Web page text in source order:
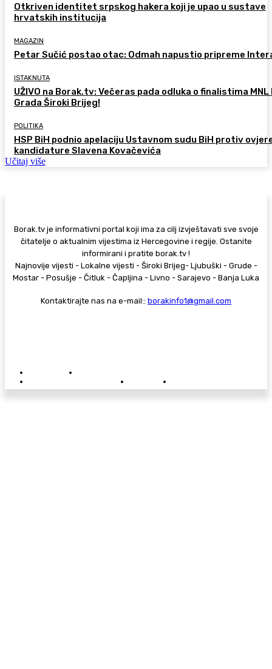
Otkriven identitet srpskog hakera koji je upao u sustave
hrvatskih institucija
MAGAZIN
Petar Sučić postao otac: Odmah napustio pripreme
ISTAKNUTA
UŽIVO na Borak.tv: Večeras pada odluka o finalistima MNL
Grada Široki Brijeg!
POLITIKA
HSP BiH podnio apelaciju Ustavnom sudu BiH protiv
kandidature Slavena Kovačevića
Učitaj više
Borak.tv je informativni portal koji ima za cilj izvještavati sve svoje
čitatelje o aktualnim vijestima iz Hercegovine i regije. Ostanite
informirani i pratite borak.tv !
Najnovije vijesti - Lokalne vijesti - Široki Brijeg- Ljubuški - Grude -
Mostar - Posušje - Čitluk - Čapljina - Livno - Sarajevo - Banja Luka
Kontaktirajte nas na e-mail:: borakinfo1@gmail.com